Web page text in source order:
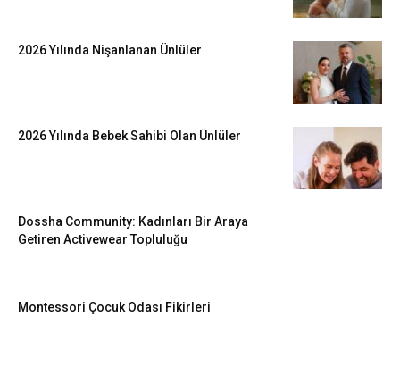
2026 Yılında Nişanlanan Ünlüler
2026 Yılında Bebek Sahibi Olan Ünlüler
Dossha Community: Kadınları Bir Araya
Getiren Activewear Topluluğu
Montessori Çocuk Odası Fikirleri